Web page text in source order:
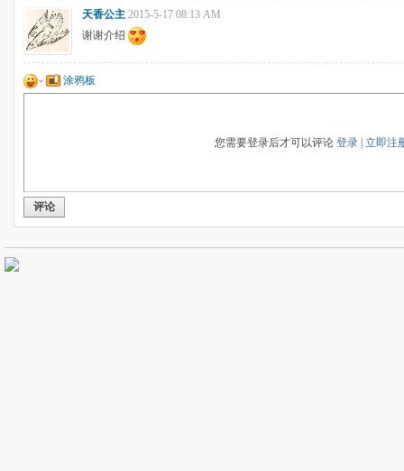
天香公主 2015-5-17 08:13 AM
谢谢介绍
涂鸦板
您需要登录后才可以评论 登录| 立即注
评论